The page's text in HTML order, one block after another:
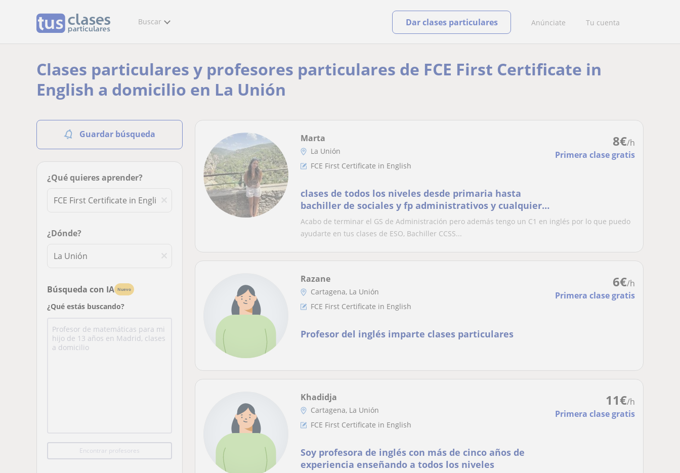
Buscar Anúnciate Tu cuenta
Dar clases particulares
Clases particulares y profesores particulares de FCE First Certificate in
English a domicilio en La Unión
Guardar búsqueda
¿Qué quieres aprender?
¿Dónde?
Búsqueda con IA Nuevo
¿Qué estás buscando?
Encontrar profesores
8€/h
Primera clase gratis
Marta
La Unión
FCE First Certificate in English
clases de todos los niveles desde primaria hasta
bachiller de sociales y fp administrativos y cualquier
asignatura
Acabo de terminar el GS de Administración pero además tengo un C1 en inglés por lo que puedo
ayudarte en tus clases de ESO, Bachiller CCSS...
6€/h
Primera clase gratis
Razane
Cartagena, La Unión
FCE First Certificate in English
Profesor del inglés imparte clases particulares
11€/h
Primera clase gratis
Khadidja
Cartagena, La Unión
FCE First Certificate in English
Soy profesora de inglés con más de cinco años de
experiencia enseñando a todos los niveles